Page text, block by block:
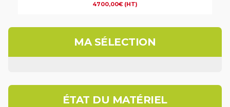
4700,00€ (HT)
MA SÉLECTION
ÉTAT DU MATÉRIEL